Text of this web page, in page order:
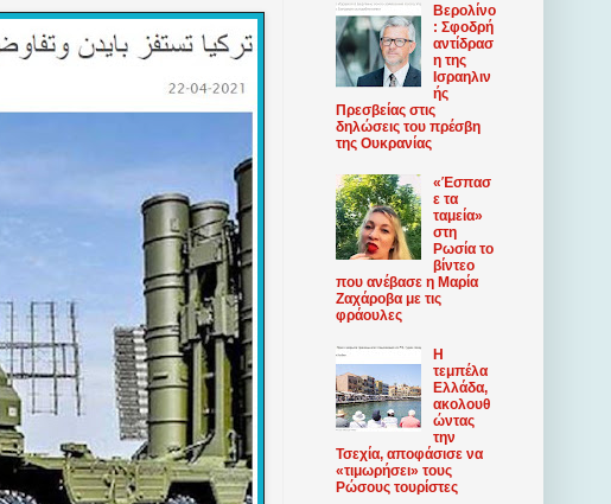
Βερολίνο
: Σφοδρή
αντίδρασ
η της
Ισραηλιν
ής
Πρεσβείας στις
δηλώσεις του πρέσβη
της Ουκρανίας
«Έσπασ
ε τα
ταμεία»
στη
Ρωσία το
βίντεο
που ανέβασε η Μαρία
Ζαχάροβα με τις
φράουλες
Η
τεμπέλα
Ελλάδα,
ακολουθ
ώντας
την
Τσεχία, αποφάσισε να
«τιμωρήσει» τους
Ρώσους τουρίστες